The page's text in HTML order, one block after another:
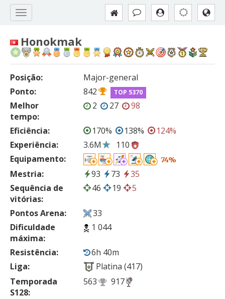
Honokmak
Posição:
Major-general
Ponto:
842 TOP 5370
Melhor
tempo:
2 27 98
Eficiência: 170% 138%
124%
Experiência:
3.6M
110
Equipamento:
74%
Mestria: 93 73
35
Sequência de
vitórias:
46 19 5
Pontos Arena:
33
Dificuldade
máxima:
1 044
Resistência:
6h 40m
Liga:
Platina (417)
Temporada
S128:
563 917